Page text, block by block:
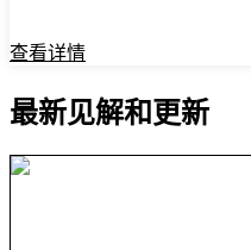
查看详情
最新见解和更新